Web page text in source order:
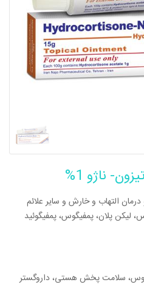
ناژو 1%
التهاب و خارش و سایر علائم
لیکن پلان، پمفیگوس، پمفیگوئید
سلامت پخش هستی، داروگستر